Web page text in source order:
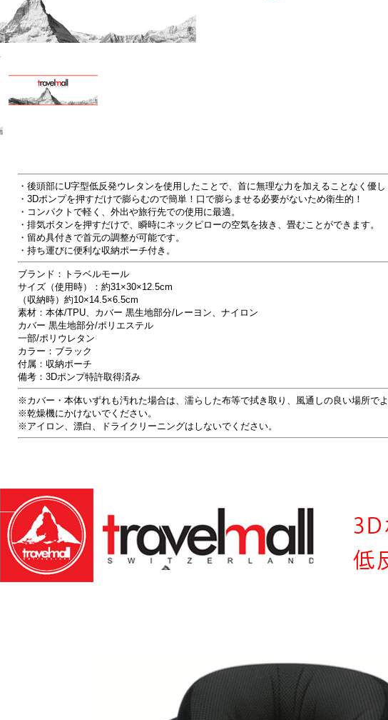
・後頭部にU字型低反発ウレタンを使用したことで、首に無理な力を加えることなく優し
・3Dポンプを押すだけで膨らむので簡単！口で膨らませる必要がないため衛生的！
・コンパクトで軽く、外出や旅行先での使用に最適。
・排気ボタンを押すだけで、瞬時にネックピローの空気を抜き、畳むことができます。
・留め具付きで首元の調整が可能です。
・持ち運びに便利な収納ポーチ付き。
ブランド：トラベルモール
サイズ（使用時）：約31×30×12.5cm
（収納時）約10×14.5×6.5cm
素材：本体/TPU、カバー 黒生地部分/レーヨン、ナイロン
カバー 黒生地部分/ポリエステル
一部/ポリウレタン
カラー：ブラック
付属：収納ポーチ
備考：3Dポンプ特許取得済み
※カバー・本体いずれも汚れた場合は、濡らした布等で拭き取り、風通しの良い場所でよ
※乾燥機にかけないでください。
※アイロン、漂白、ドライクリーニングはしないでください。